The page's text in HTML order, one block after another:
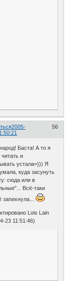
56
2005-
Баста! А то я
читать и
устала=))) Я
куда засунуть
сюда или в
Всё-таки
запихнула...
Lois Lain
23 11:51:46)